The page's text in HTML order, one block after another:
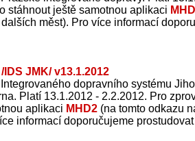
stáhnout ještě samotnou aplikaci
měst). Pro více informací
IDS JMK/ v13.1.2012
dopravního systému
Platí 13.1.2012 - 2.2.2012. Pro
aplikaci MHD2(na tomto odkazu
informací doporučujeme